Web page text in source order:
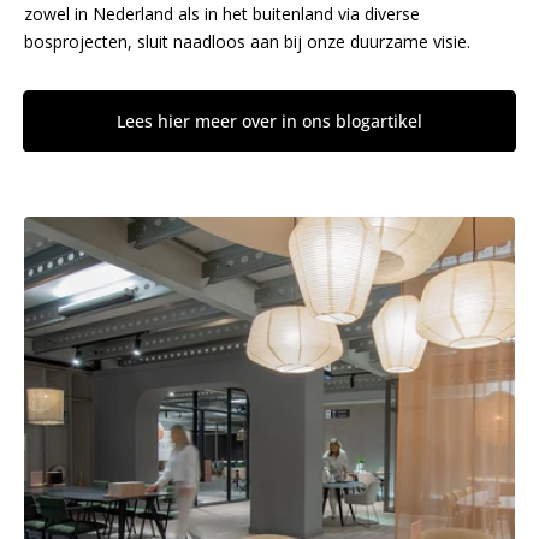
zowel in Nederland als in het buitenland via diverse
bosprojecten, sluit naadloos aan bij onze duurzame visie.
Lees hier meer over in ons blogartikel